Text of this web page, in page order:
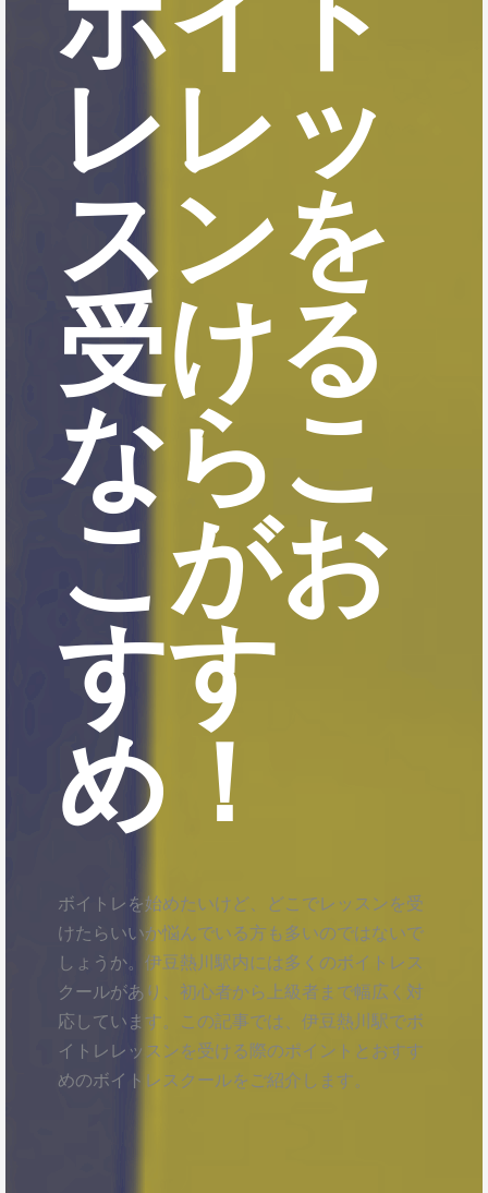
レレッ
スンを
受ける
ならこ
こがお
すす
め！
ボイトレを始めたいけど、どこでレッスンを受
けたらいいか悩んでいる方も多いのではないで
しょうか。伊豆熱川駅内には多くのボイトレス
クールがあり、初心者から上級者まで幅広く対
応しています。この記事では、伊豆熱川駅でボ
イトレレッスンを受ける際のポイントとおすす
めのボイトレスクールをご紹介します。